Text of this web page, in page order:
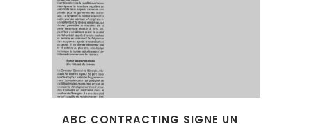
ABC CONTRACTING SIGNE UN